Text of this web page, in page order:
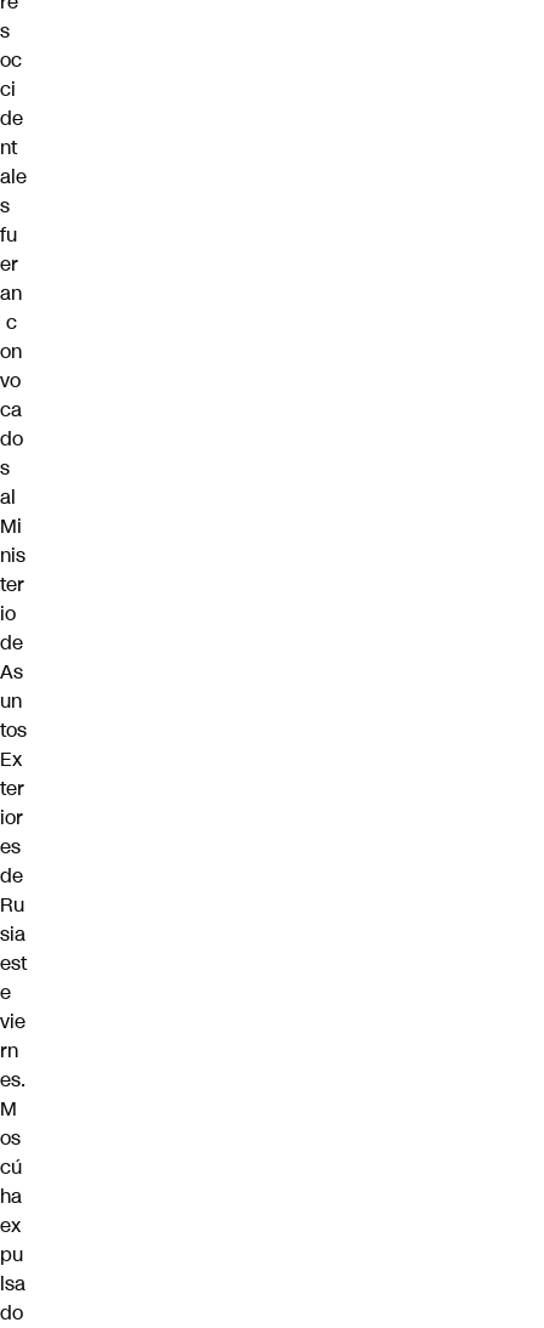
s
oc
ci
de
nt
ale
s
fu
er
an
c
on
vo
ca
do
s
al
Mi
nis
ter
io
de
As
un
tos
Ex
ter
ior
es
de
Ru
sia
est
e
vie
rn
es.
M
os
cú
ha
ex
pu
lsa
do